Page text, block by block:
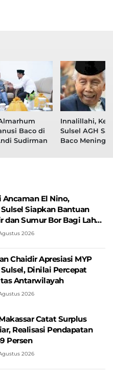
Baco di
Sudirman
Innalillahi,
Sulsel AGH
Baco
El Nino,
Siapkan Bantuan
dan Sumur Bor Bagi Lahan
2026
Chaidir Apresiasi MYP
Dinilai Percepat
Antarwilayah
2026
Catat Surplus
Realisasi Pendapatan
Persen
2026